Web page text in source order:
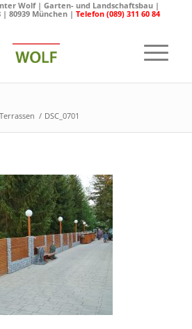
Wolf | Garten- und Landschaftsbau |
| 80939 München |Telefon (089) 311 60 84
Terrassen / DSC_0701